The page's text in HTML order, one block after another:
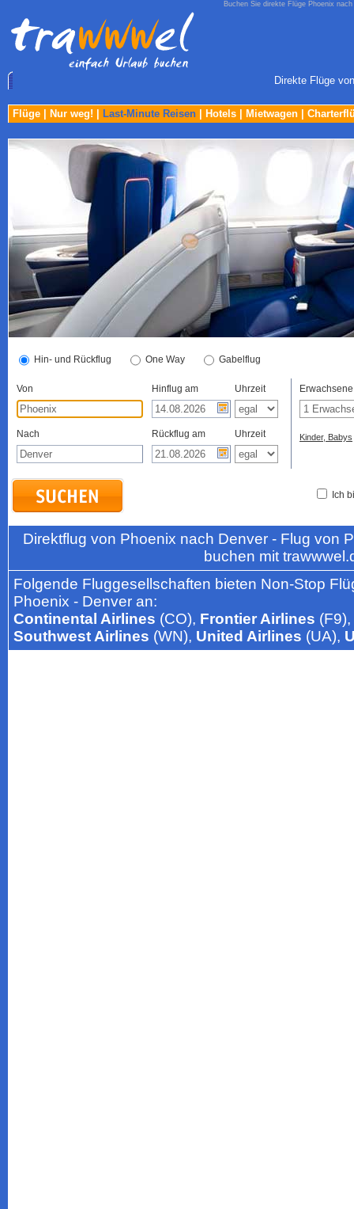
Buchen Sie direkte Flüge Phoenix
Direkte Flüge
Flüge Nur weg! Last-Minute Reisen Hotels Mietwagen
Hin- und Rückflug One Way Gabelflug
Von Hinflug am Uhrzeit
Nach Rückflug am Uhrzeit
Erwachsene
Kinder, Babys
Ich
Direktflug von Phoenix nach Denver - Flug von
buchen mit
Folgende Fluggesellschaften bieten Non-Stop
Phoenix - Denver an:
Continental Airlines (CO), Frontier Airlines (F9),
Southwest Airlines (WN), United Airlines (UA),